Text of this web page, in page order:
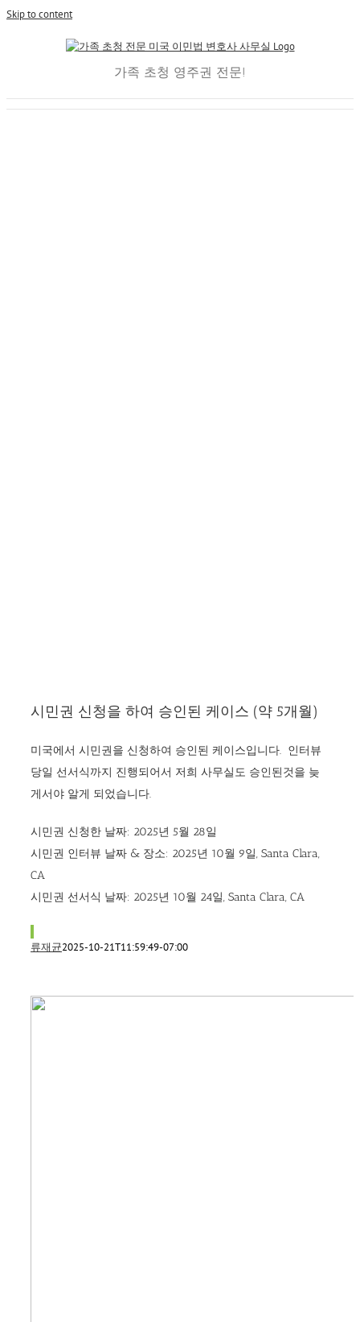
Skip to content
가족 초청 영주권 전문!
시민권 신청을 하여 승인된 케이스 (약 5개월)
미국에서 시민권을 신청하여 승인된 케이스입니다. 인터뷰
당일 선서식까지 진행되어서 저희 사무실도 승인된것을 늦
게서야 알게 되었습니다.
시민권 신청한 날짜: 2025년 5월 28일
시민권 인터뷰 날짜 & 장소: 2025년 10월 9일, Santa Clara,
CA
시민권 선서식 날짜: 2025년 10월 24일, Santa Clara, CA
류재균2025-10-21T11:59:49-07:00